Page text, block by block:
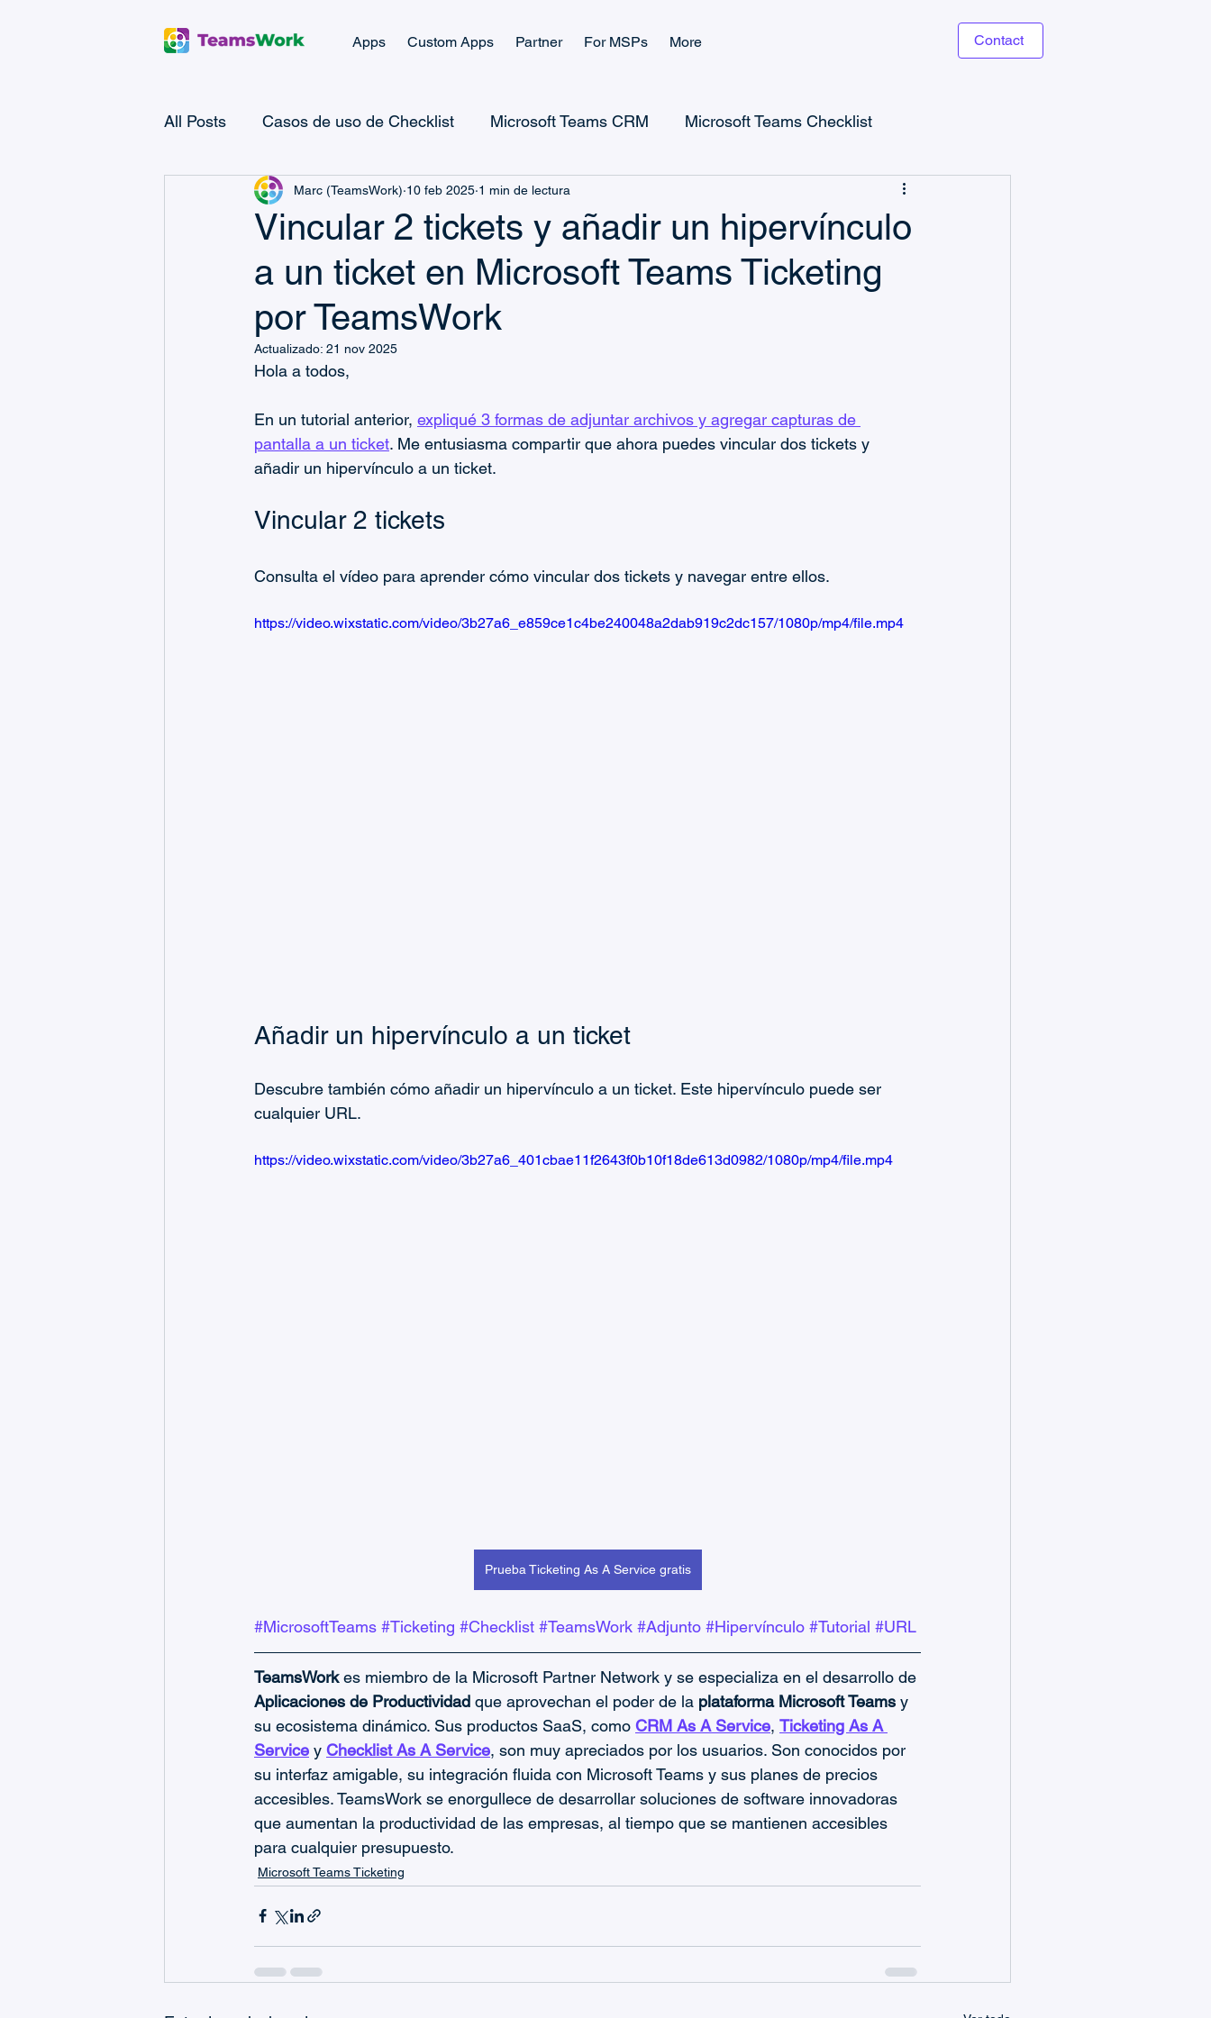
Apps Custom Apps Partner For MSPs More Contact
All Posts Casos de uso de Checklist Microsoft Teams CRM Microsoft Teams Checklist
Microsoft Power Automate Microsoft Power Apps
Microsoft Teams Billing Microsoft Teams Ticketing Casos de uso de Ticketing
Casos de uso de CRM
Vincular 2 tickets y añadir un hipervínculo
a un ticket en Microsoft Teams Ticketing
por TeamsWork
Marc (TeamsWork) 10 feb 2025 1 min de lectura
Actualizado: 21 nov 2025
Hola a todos,
En un tutorial anterior, expliqué 3 formas de adjuntar archivos y agregar capturas de
pantalla a un ticket. Me entusiasma compartir que ahora puedes vincular dos tickets y
añadir un hipervínculo a un ticket.
Vincular 2 tickets
Consulta el vídeo para aprender cómo vincular dos tickets y navegar entre ellos.
https://video.wixstatic.com/video/3b27a6_e859ce1c4be240048a2dab919c2dc157/1080p/mp4/file.mp4
Añadir un hipervínculo a un ticket
Descubre también cómo añadir un hipervínculo a un ticket. Este hipervínculo puede ser
cualquier URL.
https://video.wixstatic.com/video/3b27a6_401cbae11f2643f0b10f18de613d0982/1080p/mp4/file.mp4
Prueba Ticketing As A Service gratis
#MicrosoftTeams #Ticketing #Checklist #TeamsWork #Adjunto #Hipervínculo #Tutorial #URL
TeamsWork es miembro de la Microsoft Partner Network y se especializa en el desarrollo de
Aplicaciones de Productividad que aprovechan el poder de la plataforma Microsoft Teams y
su ecosistema dinámico. Sus productos SaaS, como CRM As A Service, Ticketing As A
Service y Checklist As A Service, son muy apreciados por los usuarios. Son conocidos por
su interfaz amigable, su integración fluida con Microsoft Teams y sus planes de precios
accesibles. TeamsWork se enorgullece de desarrollar soluciones de software innovadoras
que aumentan la productividad de las empresas, al tiempo que se mantienen accesibles
para cualquier presupuesto.
Microsoft Teams Ticketing